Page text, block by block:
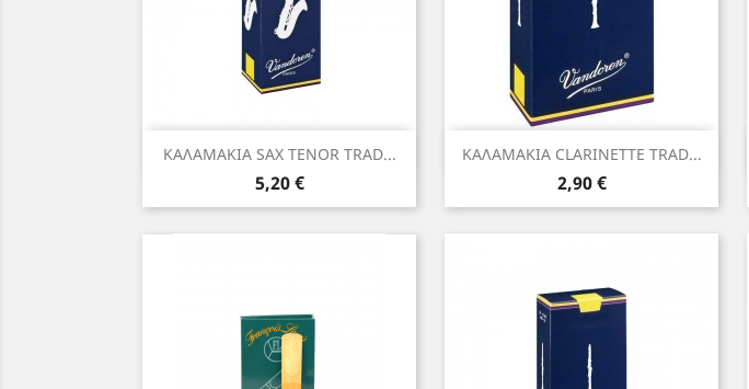
ΚΑΛΑΜΑΚΙΑ SAX TENOR TRAD...
Τιμή
5,20 €
Γρήγορη προβολή ΚΑΛΑΜΑΚΙΑ CLARINETTE TRAD...
Τιμή
2,90 €
Γρήγορη προβολή